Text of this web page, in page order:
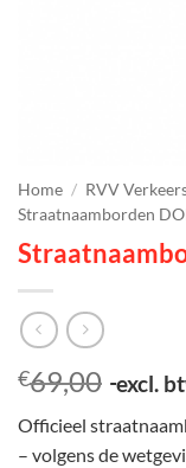
Home / RVV
Straatnaamborden
€69,00 excl.
Officieel
– volgens de